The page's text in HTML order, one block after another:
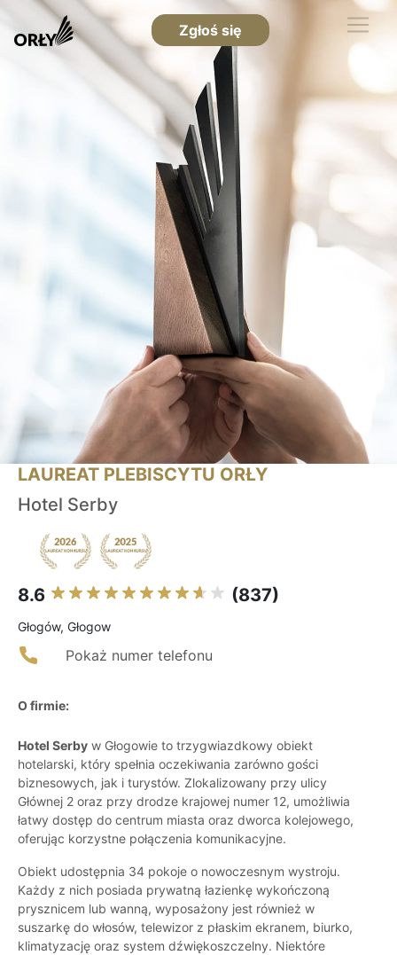
Zgłoś się
LAUREAT PLEBISCYTU ORŁY
Hotel Serby
8.6 (837)
Głogów, Głogow
Pokaż numer telefonu
O firmie:
Hotel Serby w Głogowie to trzygwiazdkowy obiekt
hotelarski, który spełnia oczekiwania zarówno gości
biznesowych, jak i turystów. Zlokalizowany przy ulicy
Głównej 2 oraz przy drodze krajowej numer 12, umożliwia
łatwy dostęp do centrum miasta oraz dworca kolejowego,
oferując korzystne połączenia komunikacyjne.
Obiekt udostępnia 34 pokoje o nowoczesnym wystroju.
Każdy z nich posiada prywatną łazienkę wykończoną
prysznicem lub wanną, wyposażony jest również w
suszarkę do włosów, telewizor z płaskim ekranem, biurko,
klimatyzację oraz system dźwiękoszczelny. Niektóre